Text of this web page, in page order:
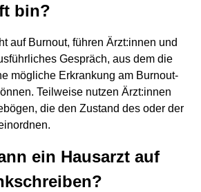
bin?
auf Burnout, führen Ärzt:innen und
Gespräch, aus dem die
mögliche Erkrankung am Burnout-
Teilweise nutzen Ärzt:innen
die den Zustand des oder der
ein Hausarzt auf